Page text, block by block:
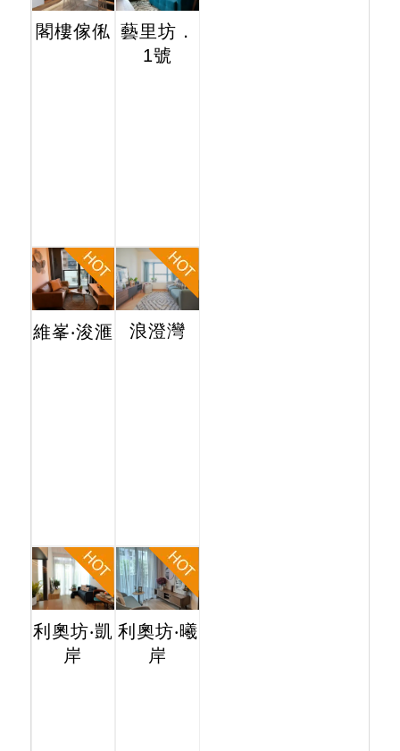
閣樓傢俬 藝里坊．
1號
維峯‧浚滙 浪澄灣
利奧坊‧凱
岸
利奧坊‧曦
岸